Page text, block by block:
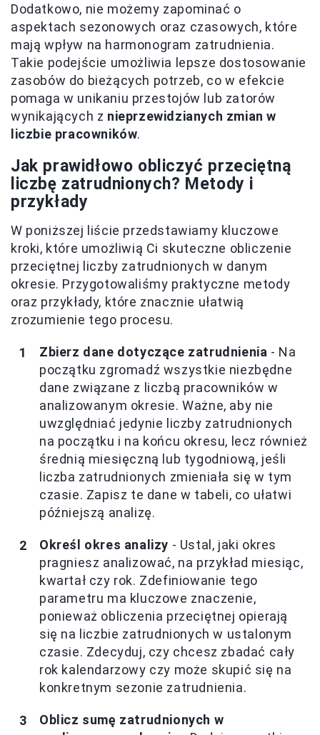
Dodatkowo, nie możemy zapominać o
aspektach sezonowych oraz czasowych, które
mają wpływ na harmonogram zatrudnienia.
Takie podejście umożliwia lepsze dostosowanie
zasobów do bieżących potrzeb, co w efekcie
pomaga w unikaniu przestojów lub zatorów
wynikających z nieprzewidzianych zmian w
liczbie pracowników.
Jak prawidłowo obliczyć przeciętną
liczbę zatrudnionych? Metody i
przykłady
W poniższej liście przedstawiamy kluczowe
kroki, które umożliwią Ci skuteczne obliczenie
przeciętnej liczby zatrudnionych w danym
okresie. Przygotowaliśmy praktyczne metody
oraz przykłady, które znacznie ułatwią
zrozumienie tego procesu.
Zbierz dane dotyczące zatrudnienia - Na
początku zgromadź wszystkie niezbędne
dane związane z liczbą pracowników w
analizowanym okresie. Ważne, aby nie
uwzględniać jedynie liczby zatrudnionych
na początku i na końcu okresu, lecz również
średnią miesięczną lub tygodniową, jeśli
liczba zatrudnionych zmieniała się w tym
czasie. Zapisz te dane w tabeli, co ułatwi
późniejszą analizę.
Określ okres analizy - Ustal, jaki okres
pragniesz analizować, na przykład miesiąc,
kwartał czy rok. Zdefiniowanie tego
parametru ma kluczowe znaczenie,
ponieważ obliczenia przeciętnej opierają
się na liczbie zatrudnionych w ustalonym
czasie. Zdecyduj, czy chcesz zbadać cały
rok kalendarzowy czy może skupić się na
konkretnym sezonie zatrudnienia.
Oblicz sumę zatrudnionych w